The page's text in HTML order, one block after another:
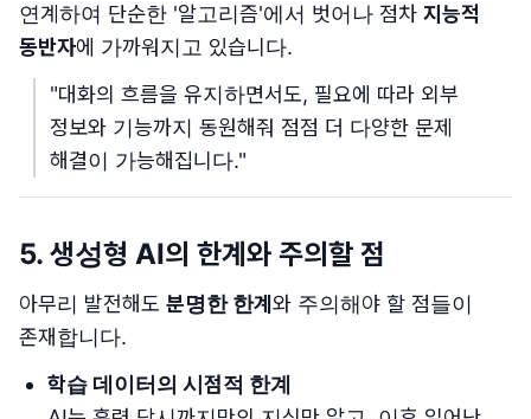
연계하여 단순한 '알고리즘'에서 벗어나 점차 지능적
동반자에 가까워지고 있습니다.
"대화의 흐름을 유지하면서도, 필요에 따라 외부
정보와 기능까지 동원해줘 점점 더 다양한 문제
해결이 가능해집니다."
5. 생성형 AI의 한계와 주의할 점
아무리 발전해도 분명한 한계 와 주의해야 할 점들이
존재합니다.
학습 데이터의 시점적 한계